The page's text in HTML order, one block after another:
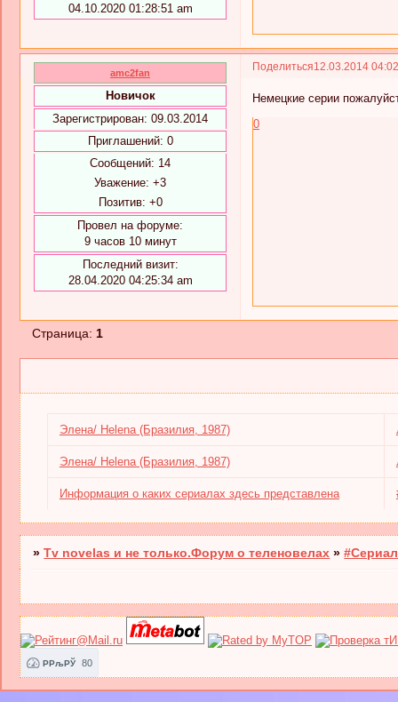
04.10.2020 01:28:51 am
Поделиться12.03.2014
amc2fan
Новичок
Зарегистрирован: 09.03.2014
Приглашений: 0
Сообщений: 14
Уважение: +3
Позитив: +0
Провел на форуме:
9 часов 10 минут
Последний визит:
28.04.2020 04:25:34 am
Немецкие серии
0
Страница: 1
Элена/ Helena (Бразилия, 1987)
Элена/ Helena (Бразилия, 1987)
Информация о каких сериалах здесь представлена
»Tv novelas и не только.Форум о теленовелах »
РРљРЎ 80